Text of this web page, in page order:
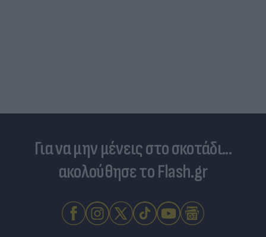
Για να μην μένεις στο σκοτάδι...
ακολούθησε το Flash.gr